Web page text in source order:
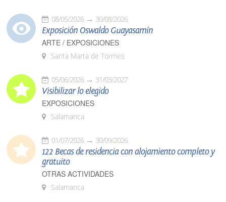
08/05/2026 30/08/2026
Exposición Oswaldo Guayasamín
ARTE / EXPOSICIONES
Santa Marta de Tormes
05/06/2026 31/03/2027
Visibilizar lo elegido
EXPOSICIONES
Salamanca
01/07/2026 30/09/2026
122 Becas de residencia con alojamiento completo y
gratuito
OTRAS ACTIVIDADES
Salamanca